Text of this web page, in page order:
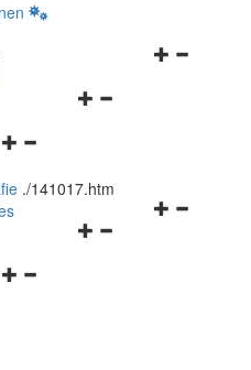
Navigationsmenü
Navigationsmenü
und
schließen
./141017.htm
Navigationsmenü
Navigationsmenü